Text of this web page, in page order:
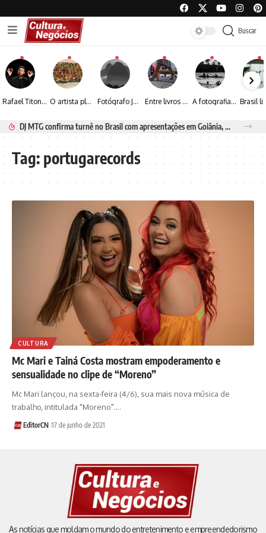
Buscar
Rafael Titonelly leva magia e acolhimento a crianças em tratamento oncológico em Juiz de Fora O artista plástico Jorge Luiz transforma sustentabilidade e criatividade em arte contemporânea Fotógrafo José Roberto apresenta um olhar sensível sobre arquitetura, formas e luz na fotografia Entre livros e fotografia autoral, Sebastião Reis consolida uma trajetória marcada pelo olhar artístico A fotografia contemporânea de Cynthia Feyh Jappur entre luz, movimento e arte
DJ MTG confirma turnê no Brasil com apresentações em Goiânia, Porto Seguro e Rio de Janeiro
Tag:portugarecords
CULTURA
Mc Mari e Tainá Costa mostram empoderamento e
sensualidade no clipe de “Moreno”
Mc Mari lançou, na sexta-feira (4/6), sua mais nova música de
trabalho, intitulada "Moreno".…
EditorCN 17 de junho de 2021
As notícias que moldam o mundo do entretenimento e empreendedorismo